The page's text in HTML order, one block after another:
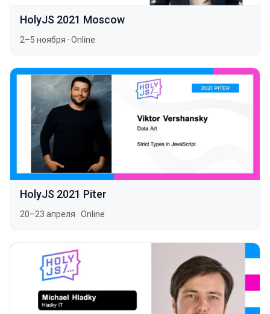
HolyJS 2021 Moscow
2–5 ноября · Online
HolyJS 2021 Piter
20–23 апреля · Online